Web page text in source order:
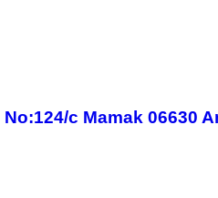
c Mamak 06630